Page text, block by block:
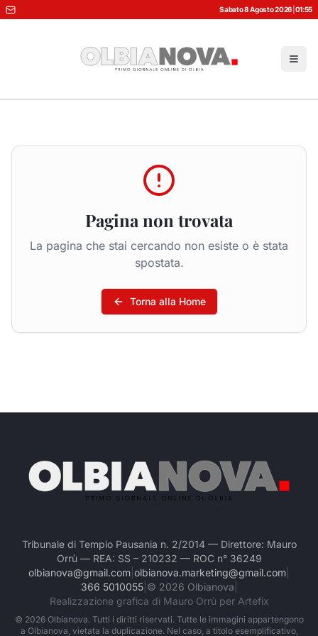
Sabato 8 Agosto 2026 01:55
Pagina non trovata
La pagina che stai cercando non esiste o è stata
spostata.
Torna alla Home
Tribunale di Tempio Pausania n. 2/2014 — Direttore: Mauro
Orrù — REA: SS – 210232 — ROC n° 36249
olbianova@gmail.com olbianova.marketing@gmail.com
366 5010055| © 2026 Olbianova
Realizzazione grafica di Mauro Orrù per Artefix
© 2026Olbianova. Tutti i diritti riservati. Tutte le immagini appartengono
a Olbianova, vietata la duplicazione. Nel caso, a titolo esemplificativo,